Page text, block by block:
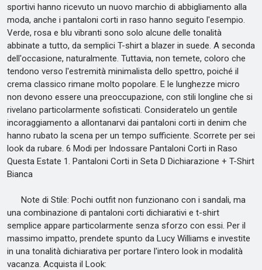
sportivi hanno ricevuto un nuovo marchio di abbigliamento alla
moda, anche i pantaloni corti in raso hanno seguito l'esempio.
Verde, rosa e blu vibranti sono solo alcune delle tonalità
abbinate a tutto, da semplici T-shirt a blazer in suede. A seconda
dell'occasione, naturalmente. Tuttavia, non temete, coloro che
tendono verso l'estremità minimalista dello spettro, poiché il
crema classico rimane molto popolare. E le lunghezze micro
non devono essere una preoccupazione, con stili longline che si
rivelano particolarmente sofisticati. Consideratelo un gentile
incoraggiamento a allontanarvi dai pantaloni corti in denim che
hanno rubato la scena per un tempo sufficiente. Scorrete per sei
look da rubare. 6 Modi per Indossare Pantaloni Corti in Raso
Questa Estate 1. Pantaloni Corti in Seta D Dichiarazione + T-Shirt
Bianca
Note di Stile: Pochi outfit non funzionano con i sandali, ma
una combinazione di pantaloni corti dichiarativi e t-shirt
semplice appare particolarmente senza sforzo con essi. Per il
massimo impatto, prendete spunto da Lucy Williams e investite
in una tonalità dichiarativa per portare l'intero look in modalità
vacanza. Acquista il Look: